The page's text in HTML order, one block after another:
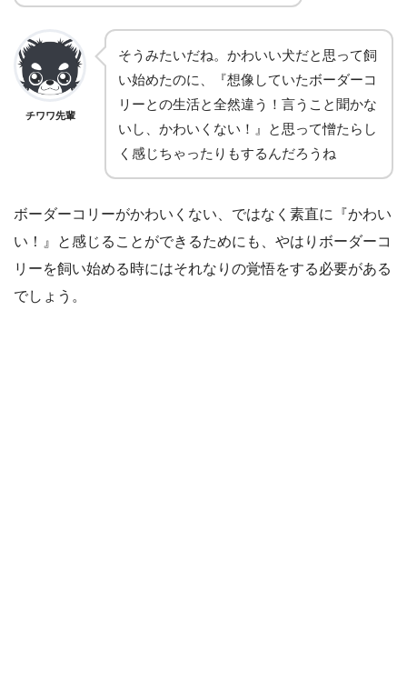
チワワ先輩
そうみたいだね。かわいい犬だと思って飼
い始めたのに、『想像していたボーダーコ
リーとの生活と全然違う！言うこと聞かな
いし、かわいくない！』と思って憎たらし
く感じちゃったりもするんだろうね
ボーダーコリーがかわいくない、ではなく素直に『かわい
い！』と感じることができるためにも、やはりボーダーコ
リーを飼い始める時にはそれなりの覚悟をする必要がある
でしょう。